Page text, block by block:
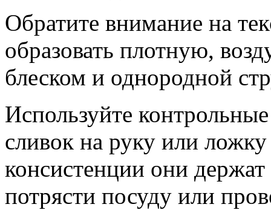
Обратите внимание на
образовать плотную,
блеском и однородной
Используйте
сливок на руку или
консистенции они
потрясти посуду или